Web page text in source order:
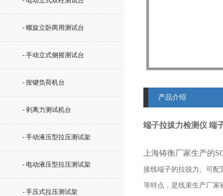
- 螺旋立卧两用测试台
- 手动立式侧摇测试台
- 按键负荷机台
- 剥离力测试机台
- 手动液压型拉压测试架
- 电动液压型拉压测试架
- 手压式拉压测试架
产品介绍
端子拉拔力检测仪 端
上海铸衡厂家生产的
接线端子的拉脱力。可配
等特点，是线束生产厂家